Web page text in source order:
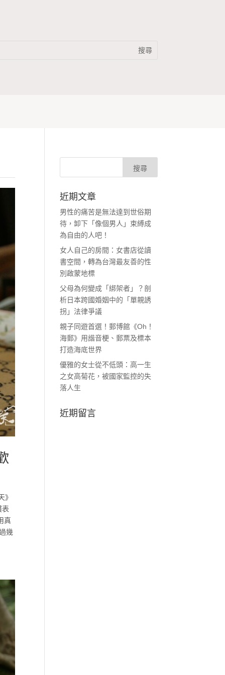
》
表
真
幾
近期文章
男性的痛苦是無法達到世俗期
待，卸下「像個男人」束縛成
為自由的人吧！
女人自己的房間：女書店從讀
書空間，轉為台灣最友善的性
別啟蒙地標
父母為何變成「綁架者」？剖
析日本跨國婚姻中的「單親誘
拐」法律爭議
親子同遊首選！郵博館《Oh！
海郵》用諧音梗、郵票及標本
打造海底世界
優雅的女士從不低頭：高一生
之女高菊花，被國家監控的失
落人生
近期留言